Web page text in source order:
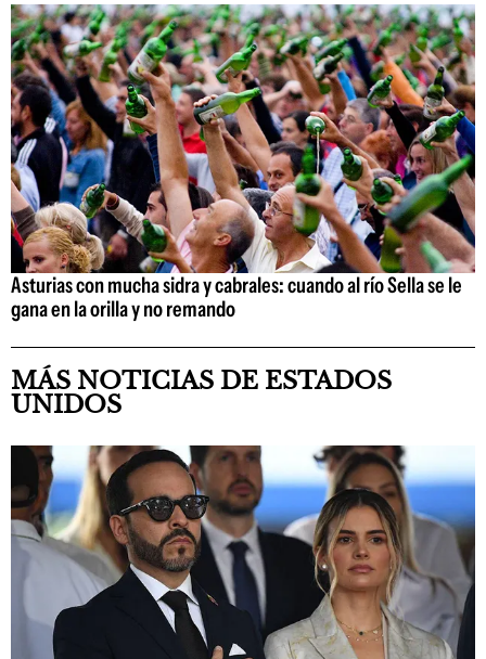
Asturias con mucha sidra y cabrales: cuando al río Sella se le
gana en la orilla y no remando
MÁS NOTICIAS DE ESTADOS
UNIDOS